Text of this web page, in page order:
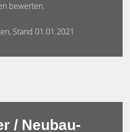
bewerten.
Stand 01.01.2021
/ Neubau-